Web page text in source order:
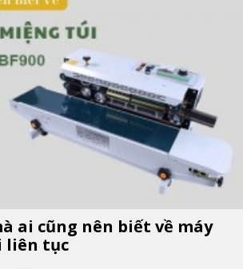
ai cũng nên biết về máy
liên tục